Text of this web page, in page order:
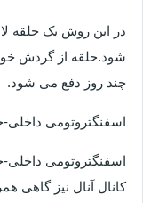
در این روش یک حلقه
شود.حلقه از گردش
چند روز دفع می شود.
اسفنگتروتومی داخلی-
اسفنگتروتومی داخلی-
کانال آنال نیز گاهی